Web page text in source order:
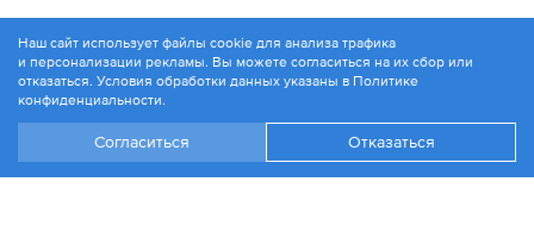
© 1994-2026. ЗАО «Контакт Плюс»
Политика конфиденциальности
Наш сайт использует файлы cookie для анализа трафика
и персонализации рекламы. Вы можете согласиться на их сбор или
отказаться. Условия обработки данных указаны в Политике
конфиденциальности.
Согласиться Отказаться